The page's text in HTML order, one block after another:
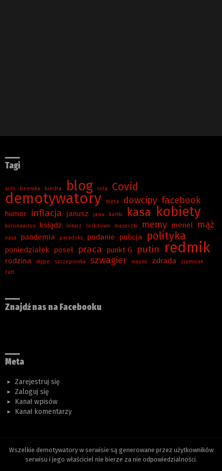
Tagi
aids beemka biedra blog cola Covid
demotywatory dieta dowcipy facebook
humor inflacja janusz jasiu kartki kasa kobiety
koronawirus ksiądz lekarz lockdown maseczki memy menel mąż
nasa pandemia paradoks podanie policja polityka
poniedziałek poseł praca punkt G putin redmik
rodzina skype szczepionka szwagier xiaomi zdrada
ziemniak
żart
Znajdź nas na Facebooku
Meta
Zarejestruj się
Zaloguj się
Kanał wpisów
Kanał komentarzy
Wszelkie demotywatory w serwisie są generowane przez użytkowników
serwisu i jego właściciel nie bierze za nie odpowiedzialności.